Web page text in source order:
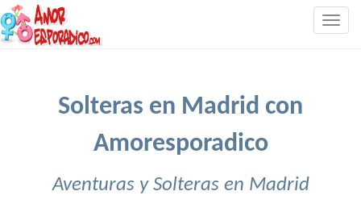
Solteras en Madrid con
Amoresporadico
Aventuras y Solteras en Madrid